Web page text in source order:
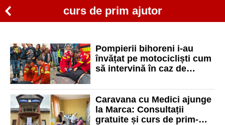
curs de prim ajutor
Pompierii bihoreni i-au
învățat pe motocicliști cum
să intervină în caz de
Caravana cu Medici ajunge
la Marca: Consultații
gratuite și curs de prim-